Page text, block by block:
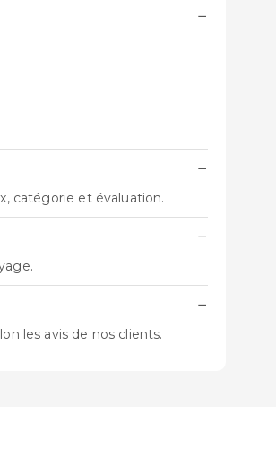
−
−
catégorie et évaluation.
−
−
les avis de nos clients.